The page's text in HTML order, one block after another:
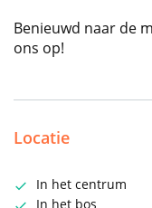
Benieuwd naar de
ons op!
Locatie
In het centrum
In het bos